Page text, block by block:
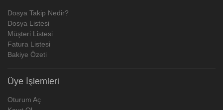
Dosya Takip Nedir?
Dosya Listesi
Müşteri Listesi
Fatura Listesi
Bakiye Özeti
Üye İşlemleri
Oturum Aç